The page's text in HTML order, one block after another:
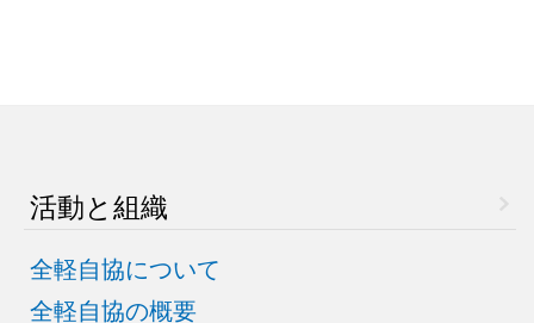
活動と組織
全軽自協について
全軽自協の概要